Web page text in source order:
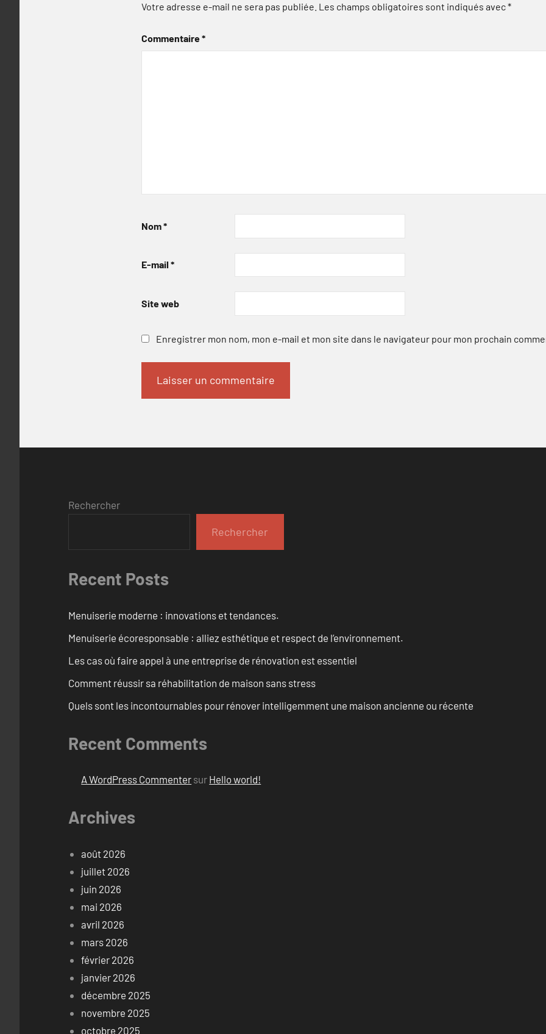
Votre adresse e-mail ne sera pas publiée. Les champs obligatoires sont indiqués avec*
Commentaire*
Nom*
E-mail *
Site web
Enregistrer mon nom, mon e-mail et mon site dans le navigateur pour mon prochain
Rechercher
Rechercher
Recent Posts
Menuiserie moderne : innovations et tendances.
Menuiserie écoresponsable : alliez esthétique et respect de l’environnement.
Les cas où faire appel à une entreprise de rénovation est essentiel
Comment réussir sa réhabilitation de maison sans stress
Quels sont les incontournables pour rénover intelligemment une maison ancienne ou récente
Recent Comments
A WordPress Commenter sur Hello world!
Archives
août 2026
juillet 2026
juin 2026
mai 2026
avril 2026
mars 2026
février 2026
janvier 2026
décembre 2025
novembre 2025
octobre 2025